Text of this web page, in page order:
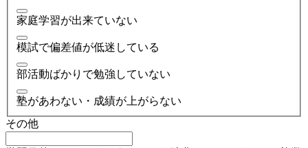
家庭学習が出来ていない
模試で偏差値が低迷している
部活動ばかりで勉強していない
塾があわない・成績が上がらない
その他